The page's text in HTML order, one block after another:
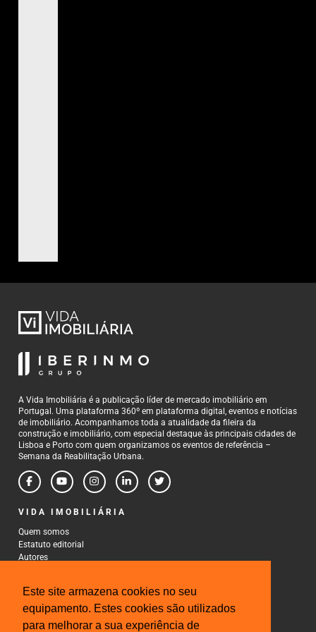
Este site armazena cookies no seu
equipamento. Estes cookies são utilizados
para melhorar a sua experiência de
A Vida Imobiliária é a publicação líder de mercado imobiliário em
Portugal. Uma plataforma 360º em plataforma digital, eventos e notícias
de imobiliário. Acompanhamos toda a atualidade da fileira da
construção e imobiliário, com especial destaque às principais cidades de
Lisboa e Porto com quem organizamos os eventos de referência –
Semana da Reabilitação Urbana.
VIDA IMOBILIÁRIA
Quem somos
Estatuto editorial
Autores
CONTACTOS
Rua Gonçalo Cristovão, 185 - 6º